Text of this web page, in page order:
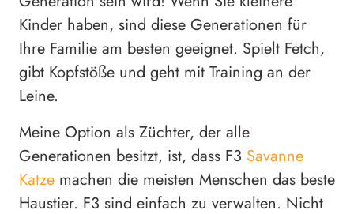
Kinder haben, sind diese Generationen für
Ihre Familie am besten geeignet. Spielt Fetch,
gibt Kopfstöße und geht mit Training an der
Leine.
Meine Option als Züchter, der alle
Generationen besitzt, ist, dass F3 Savanne
Katze machen die meisten Menschen das beste
Haustier. F3 sind einfach zu verwalten. Nicht